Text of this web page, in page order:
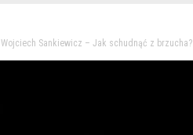
Wojciech Sankiewicz – Jak schudnąć z brzucha?